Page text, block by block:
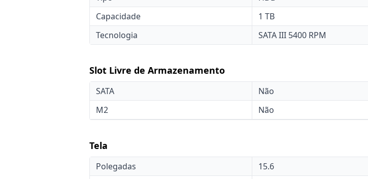
Capacidade
1 TB
Tecnologia
SATA III 5400 RPM
Slot Livre de Armazenamento
SATA
Não
M2
Não
Tela
Polegadas
15.6